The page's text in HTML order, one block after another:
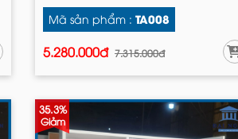
Mã sản phẩm : TA008
5.280.000đ 7.315.000đ
35.3%
Giảm